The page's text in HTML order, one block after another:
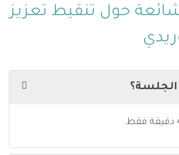
حول تنقيط تعزيز